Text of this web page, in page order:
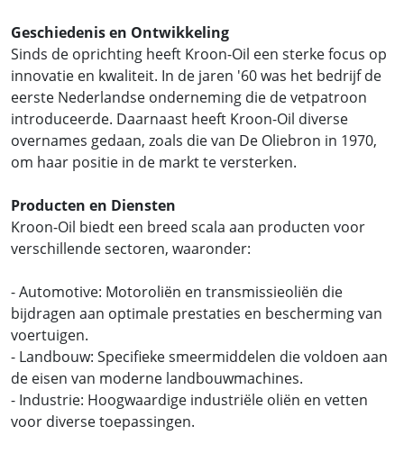
Geschiedenis en Ontwikkeling
Sinds de oprichting heeft Kroon-Oil een sterke focus op
innovatie en kwaliteit. In de jaren '60 was het bedrijf de
eerste Nederlandse onderneming die de vetpatroon
introduceerde. Daarnaast heeft Kroon-Oil diverse
overnames gedaan, zoals die van De Oliebron in 1970,
om haar positie in de markt te versterken.
Producten en Diensten
Kroon-Oil biedt een breed scala aan producten voor
verschillende sectoren, waaronder:
- Automotive: Motoroliën en transmissieoliën die
bijdragen aan optimale prestaties en bescherming van
voertuigen.
- Landbouw: Specifieke smeermiddelen die voldoen aan
de eisen van moderne landbouwmachines.
- Industrie: Hoogwaardige industriële oliën en vetten
voor diverse toepassingen.